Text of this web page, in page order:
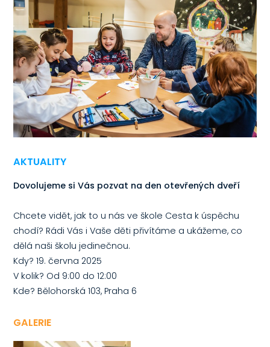
AKTUALITY
Dovolujeme si Vás pozvat na den otevřených dveří
Chcete vidět, jak to u nás ve škole Cesta k úspěchu
chodí? Rádi Vás i Vaše děti přivítáme a ukážeme, co
dělá naši školu jedinečnou.
Kdy? 19. června 2025
V kolik? Od 9:00 do 12:00
Kde? Bělohorská 103, Praha 6
GALERIE